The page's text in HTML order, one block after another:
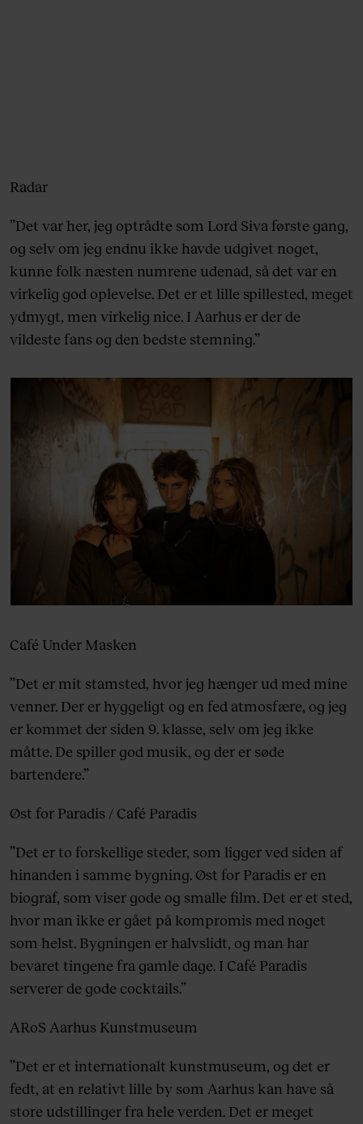
Radar
”Det var her, jeg optrådte som Lord Siva første gang,
og selv om jeg endnu ikke havde udgivet noget,
kunne folk næsten numrene udenad, så det var en
virkelig god oplevelse. Det er et lille spillested, meget
ydmygt, men virkelig nice. I Aarhus er der de
vildeste fans og den bedste stemning.”
Café Under Masken
”Det er mit stamsted, hvor jeg hænger ud med mine
venner. Der er hyggeligt og en fed atmosfære, og jeg
er kommet der siden 9. klasse, selv om jeg ikke
måtte. De spiller god musik, og der er søde
bartendere.”
Øst for Paradis / Café Paradis
”Det er to forskellige steder, som ligger ved siden af
hinanden i samme bygning. Øst for Paradis er en
biograf, som viser gode og smalle film. Det er et sted,
hvor man ikke er gået på kompromis med noget
som helst. Bygningen er halvslidt, og man har
bevaret tingene fra gamle dage. I Café Paradis
serverer de gode cocktails.”
ARoS Aarhus Kunstmuseum
”Det er et internationalt kunstmuseum, og det er
fedt, at en relativt lille by som Aarhus kan have så
store udstillinger fra hele verden. Det er meget